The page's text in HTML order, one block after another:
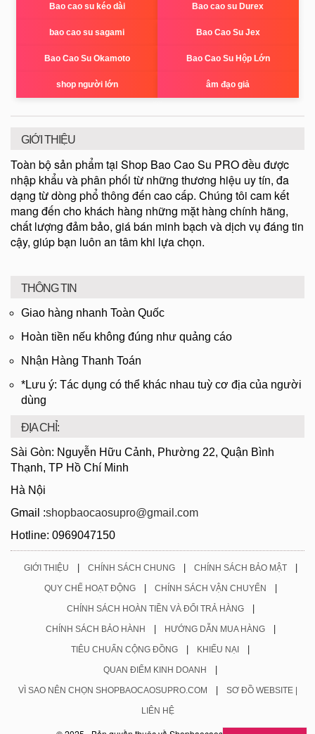
Bao cao su kéo dài Bao cao su Durex
bao cao su sagami Bao Cao Su Jex
Bao Cao Su Okamoto Bao Cao Su Hộp Lớn
shop người lớn âm đạo giả
GIỚI THIỆU
Toàn bộ sản phẩm tại Shop Bao Cao Su PRO đều được
nhập khẩu và phân phối từ những thương hiệu uy tín, đa
dạng từ dòng phổ thông đến cao cấp. Chúng tôi cam kết
mang đến cho khách hàng những mặt hàng chính hãng,
chất lượng đảm bảo, giá bán minh bạch và dịch vụ đáng tin
cậy, giúp bạn luôn an tâm khi lựa chọn.
THÔNG TIN
Giao hàng nhanh Toàn Quốc
Hoàn tiền nếu không đúng như quảng cáo
Nhận Hàng Thanh Toán
*Lưu ý: Tác dụng có thể khác nhau tuỳ cơ địa của người
dùng
ĐỊA CHỈ:
Sài Gòn: Nguyễn Hữu Cảnh, Phường 22, Quận Bình
Thạnh, TP Hồ Chí Minh
Hà Nội
Gmail :shopbaocaosupro@gmail.com
Hotline: 0969047150
GIỚI THIỆU | CHÍNH SÁCH CHUNG | CHÍNH SÁCH BẢO MẬT |
QUY CHẾ HOẠT ĐỘNG | CHÍNH SÁCH VẬN CHUYỂN |
CHÍNH SÁCH HOÀN TIỀN VÀ ĐỔI TRẢ HÀNG |
CHÍNH SÁCH BẢO HÀNH | HƯỚNG DẪN MUA HÀNG |
TIÊU CHUẨN CỘNG ĐỒNG | KHIẾU NẠI |
QUAN ĐIỂM KINH DOANH |
VÌ SAO NÊN CHỌN SHOPBAOCAOSUPRO.COM | SƠ ĐỒ WEBSITE |
LIÊN HỆ